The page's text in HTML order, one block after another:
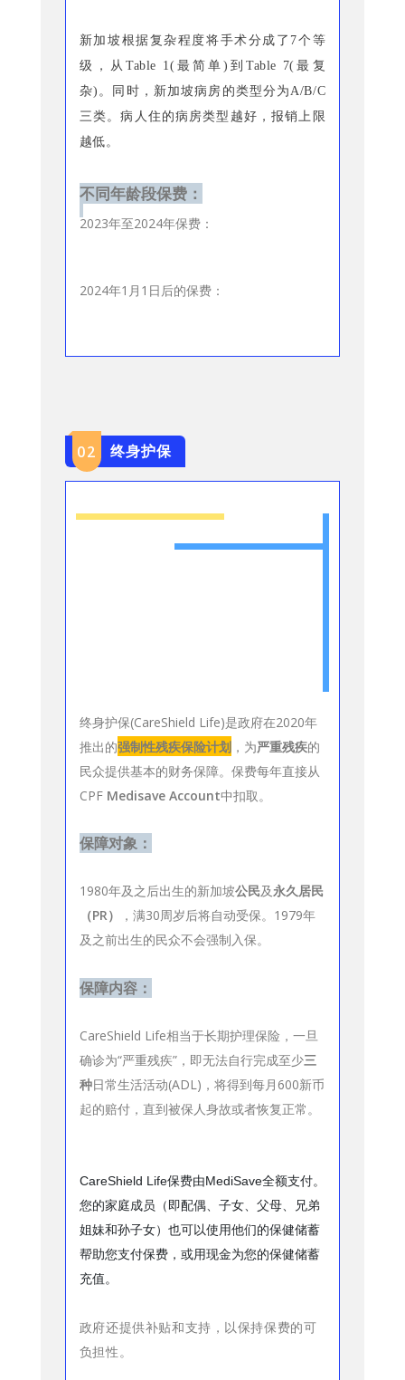
新加坡根据复杂程度将手术分成了7个等
级，从Table 1(最简单)到Table 7(最复
杂)。同时，新加坡病房的类型分为A/B/C
三类。病人住的病房类型越好，报销上限
越低。
不同年龄段保费：
2023年至2024年保费：
2024年1月1日后的保费：
02 终身护保
终身护保(CareShield Life)是政府在2020年
推出的强制性残疾保险计划 ，为严重残疾的
民众提供基本的财务保障。保费每年直接从
CPF Medisave Account中扣取。
保障对象：
1980年及之后出生的新加坡公民及永久居民
（PR）
，满30周岁后将自动受保。1979年
及之前出生的民众不会强制入保。
保障内容：
CareShield Life相当于长期护理保险，一旦
确诊为“严重残疾”，即无法自行完成至少三
种日常生活活动(ADL)，将得到每月600新币
起的赔付，直到被保人身故或者恢复正常。
CareShield Life保费由MediSave全额支付。
您的家庭成员（即配偶、子女、父母、兄弟
姐妹和孙子女）也可以使用他们的保健储蓄
帮助您支付保费，或用现金为您的保健储蓄
充值。
政府还提供补贴和支持，以保持保费的可
负担性。